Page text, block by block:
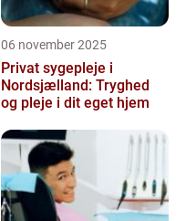
06 november 2025
Privat sygepleje i
Nordsjælland: Tryghed
og pleje i dit eget hjem